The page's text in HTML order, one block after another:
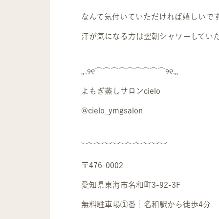
なんて気付いていただければ嬉しいで
汗が気になる方は翌朝シャワーしてい
｡.୨୧⌒⌒⌒⌒⌒⌒⌒⌒⌒୨୧.｡
よもぎ蒸しサロンcielo
@cielo_ymgsalon
︶︶︶︶︶︶︶︶︶︶︶
〒476-0002
愛知県東海市名和町3-92-3F
無料駐車場①番┊名和駅から徒歩4分